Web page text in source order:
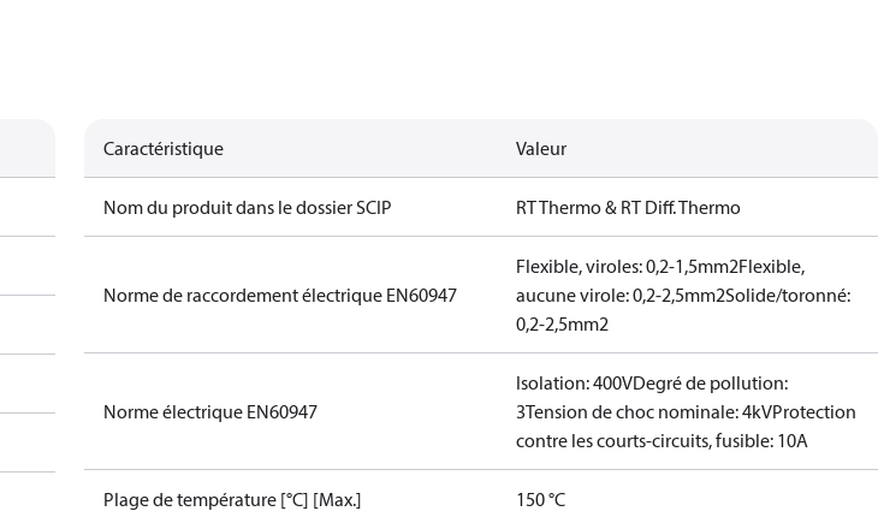
Caractéristique Valeur
Nom du produit dans le dossier SCIP RT Thermo & RT Diff. Thermo
Norme de raccordement électrique EN60947
Flexible, viroles: 0,2-1,5mm2Flexible,
aucune virole: 0,2-2,5mm2Solide/toronné:
0,2-2,5mm2
Norme électrique EN60947
Isolation: 400VDegré de pollution:
3Tension de choc nominale: 4kVProtection
contre les courts-circuits, fusible: 10A
Plage de température [°C] [Max.] 150 °C